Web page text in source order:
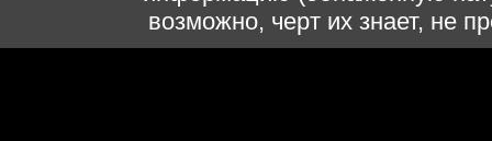
возможно, черт их знает, не